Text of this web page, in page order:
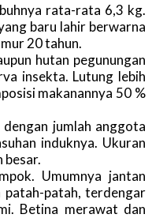
rata-rata 6,3 kg.
baru lahir berwarna
20 tahun.
hutan pegunungan
insekta. Lutung lebih
makanannya 50 %
jumlah anggota
induknya. Ukuran
besar.
Umumnya jantan
patah-patah, terdengar
Betina merawat dan